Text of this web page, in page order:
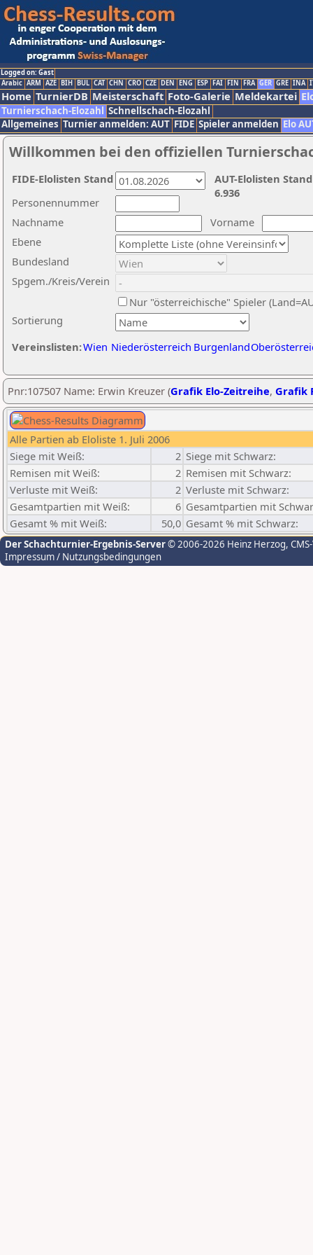
Logged on: Gast
Arabic ARM AZE BIH BUL CAT CHN CRO CZE DEN ENG ESP FAI FIN FRA GER GRE INA
Home TurnierDB Meisterschaft Foto-Galerie Meldekartei
Turnierschach-Elozahl Schnellschach-Elozahl
Allgemeines Turnier anmelden: AUT FIDE Spieler anmelden Elo
Willkommen bei den offiziellen
Nachname
Vorname
Ebene
Sortierung
Personennummer
Bundesland
Spgem./Kreis/Verein
Nur "österreichische" Spieler
Vereinslisten:Wien Niederösterreich Burgenland
AUT-Elolisten
6.936
FIDE-Elolisten Stand
Pnr:107507 Name: Erwin Kreuzer (Grafik Elo-Zeitreihe, Grafik
Alle Partien ab Eloliste 1. Juli 2006
Siege mit Weiß:
2 Siege mit Schwarz:
Remisen mit Weiß:
2 Remisen mit Schwarz:
Verluste mit Weiß:
2 Verluste mit Schwarz:
Gesamtpartien mit Weiß:
6 Gesamtpartien mit
Gesamt % mit Weiß:
50,0 Gesamt % mit Schwarz:
Der Schachturnier-Ergebnis-Server© 2006-2026 Heinz Herzog,
Impressum / Nutzungsbedingungen